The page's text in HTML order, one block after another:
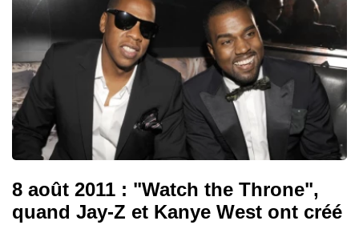
8 août 2011 : "Watch the Throne",
quand Jay-Z et Kanye West ont créé